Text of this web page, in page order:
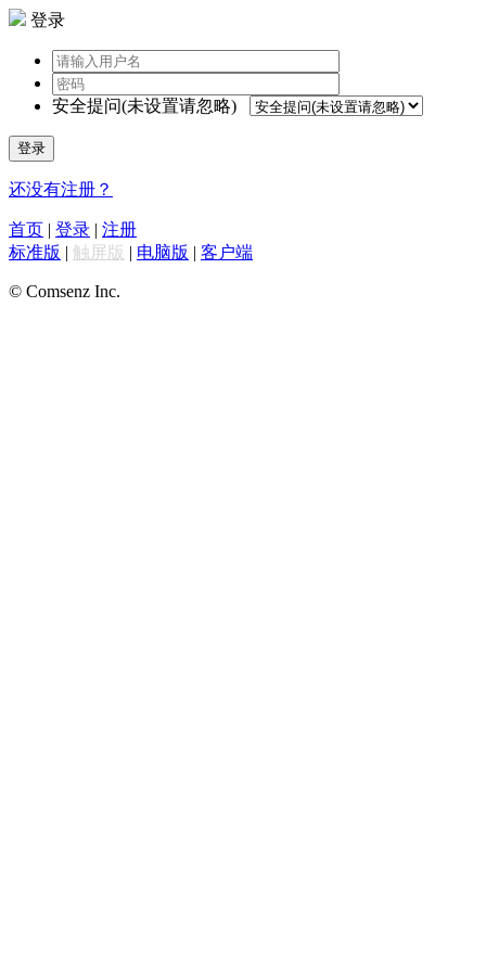
登录
安全提问(未设置请忽略)
登录
还没有注册？
首页 | 登录 | 注册
标准版 | 触屏版 | 电脑版 | 客户端
© Comsenz Inc.